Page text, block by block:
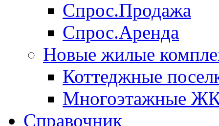
Спрос.Продажа
Спрос.Аренда
Новые жилые
Коттеджные
Многоэтажные
Справочник